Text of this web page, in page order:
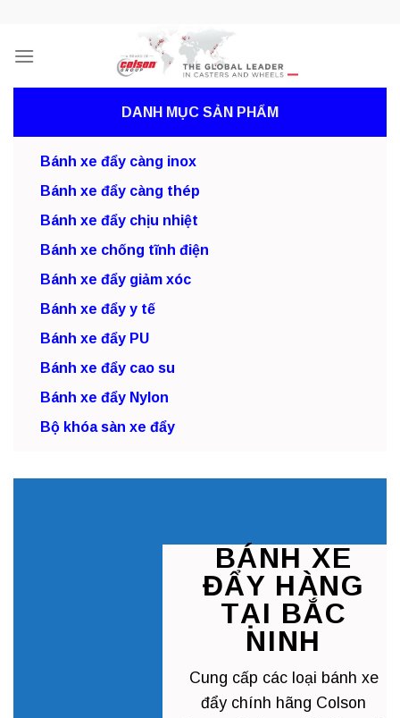
content
DANH MỤC SẢN PHẨM
Bánh xe đẩy càng inox
Bánh xe đẩy càng thép
Bánh xe đẩy chịu nhiệt
Bánh xe chống tĩnh điện
Bánh xe đẩy giảm xóc
Bánh xe đẩy y tế
Bánh xe đẩy PU
Bánh xe đẩy cao su
Bánh xe đẩy Nylon
Bộ khóa sàn xe đẩy
BÁNH XE
ĐẨY HÀNG
TẠI BẮC
NINH
Cung cấp các loại bánh xe
đẩy chính hãng Colson